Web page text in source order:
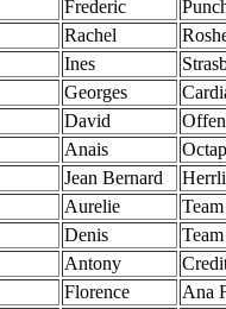
Frederic
Rachel
Ines
Georges
David
Anais
Jean Bernard
Aurelie
Denis
Antony
Florence
Ana